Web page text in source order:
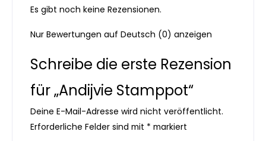
Es gibt noch keine Rezensionen.
Nur Bewertungen auf Deutsch (0) anzeigen
Schreibe die erste Rezension
für „Andijvie Stamppot“
Deine E-Mail-Adresse wird nicht veröffentlicht.
Erforderliche Felder sind mit * markiert